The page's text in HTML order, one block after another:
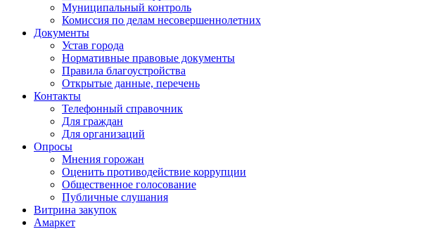
Муниципальный контроль
Комиссия по делам несовершеннолетних
Документы
Устав города
Нормативные правовые документы
Правила благоустройства
Открытые данные, перечень
Контакты
Телефонный справочник
Для граждан
Для организаций
Опросы
Мнения горожан
Оценить противодействие коррупции
Общественное голосование
Публичные слушания
Витрина закупок
Амаркет